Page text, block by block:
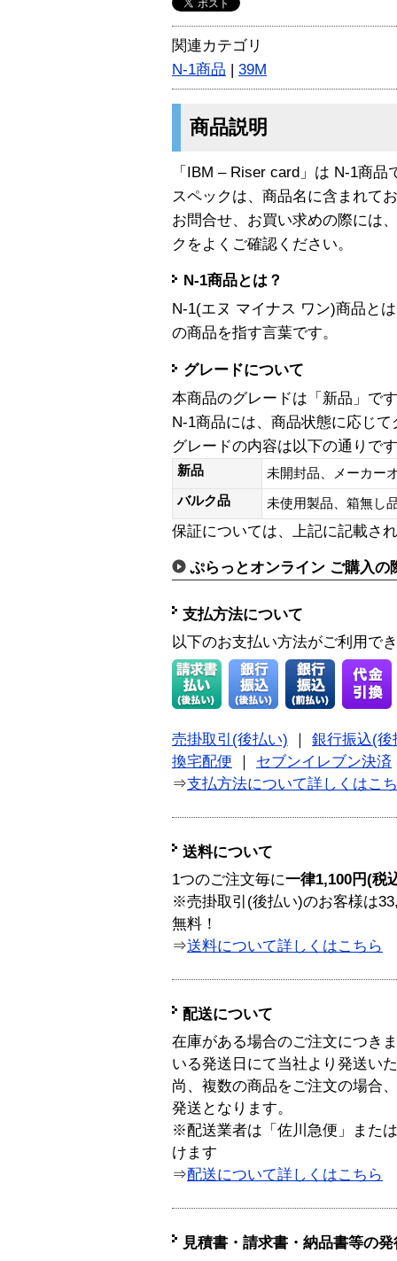
関連カテゴリ
N-1商品 | 39M
商品説明
「IBM – Riser card」は N-1商品
スペックは、商品名に含まれて
お問合せ、お買い求めの際には
クをよくご確認ください。
N-1商品とは？
N-1(エヌ マイナス ワン)商品と
の商品を指す言葉です。
グレードについて
本商品のグレードは「新品」です
N-1商品には、商品状態に応じ
グレードの内容は以下の通りで
新品
未開封品、メーカー
バルク品
未使用製品、箱無
保証については、上記に記載さ
ぷらっとオンライン ご購入の
支払方法について
以下のお支払い方法がご利用で
売掛取引(後払い)
銀行振込(後
換宅配便
セブンイレブン決済
⇒支払方法について詳しくはこ
送料について
1つのご注文毎に一律1,100円(税
※売掛取引(後払い)のお客様は
無料！
⇒送料について詳しくはこちら
配送について
在庫がある場合のご注文につき
いる発送日にて当社より発送い
尚、複数の商品をご注文の場合
発送となります。
※配送業者は「佐川急便」また
けます
⇒配送について詳しくはこちら
見積書・請求書・納品書等の